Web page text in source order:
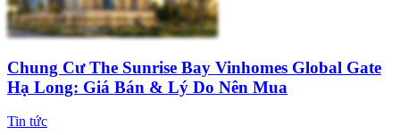
Chung Cư The Sunrise Bay Vinhomes Global Gate
Hạ Long: Giá Bán & Lý Do Nên Mua
Tin tức